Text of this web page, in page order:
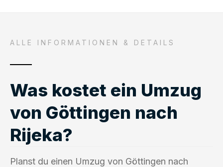
ALLE INFORMATIONEN & DETAILS
Was kostet ein Umzug
von Göttingen nach
Rijeka?
Planst du einen Umzug von Göttingen nach